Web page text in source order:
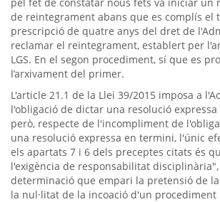
de reintegrament abans que es complís el
prescripció de quatre anys del dret de
reclamar el reintegrament, establert per
LGS. En el segon procediment, sí que es
l’arxivament del primer.
L'article 21.1 de la Llei 39/2015 imposa a
l'obligació de dictar una resolució
però, respecte de l'incompliment de
una resolució expressa en termini, l'únic
els apartats 7 i 6 dels preceptes citats és
l'exigència de responsabilitat
determinació que empari la pretensió de
la nul·litat de la incoació d'un procediment